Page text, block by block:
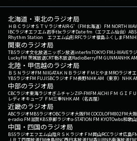
北海道・東北のラジオ局
ＨＢＣラジオＳＴＶラジオAIR-G'（FM北海道） FM NORTH
IBCラジオエフエム岩手tbcラジオDate fm（エフエム仙台）
Rhythm Station エフエム山形RFCラジオ福島ふくしまFM
関東のラジオ局
TBSラジオ文化放送ニッポン放送interfmTOKYO FMJ-WAVEラ
LuckyFM 茨城放送CRT栃木放送RadioBerryFM GUNMANHK
北陸・甲信越のラジオ局
ＢＳＮラジオFM NIIGATAＫＮＢラジオ ＦＭとやまMROラジオ
YBSラジオFM FUJISBCラジオ ＦＭ長野NHK AM（東京） NHK
中部のラジオ局
CBCラジオ東海ラジオぎふチャンZIP-FMFM AICHI ＦＭ ＧＩＦＵ
レディオキューブ ＦＭ三重NHK AM（名古屋）
近畿のラジオ局
ABCラジオMBSラジオOBCラジオ大阪FM COCOLOFM802FM大阪
e-radio FM滋賀KBS京都ラジオα-STATION FM KYOTOwbs和歌
中国・四国のラジオ局
BSSラジオエフエム山陰ＲＳＫラジオ ＦＭ岡山RCCラジオ広島